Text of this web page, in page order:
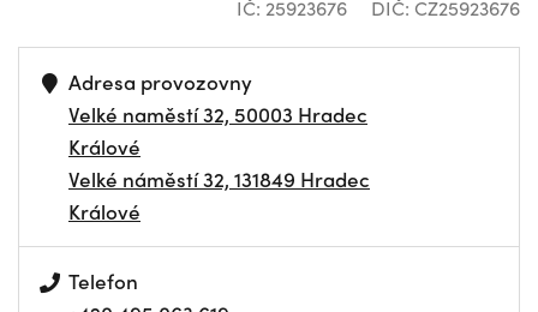
IČ: 25923676 DIČ: CZ25923676
Adresa provozovny
Velké naměstí 32, 50003 Hradec
Králové
Velké náměstí 32, 131849 Hradec
Králové
Telefon